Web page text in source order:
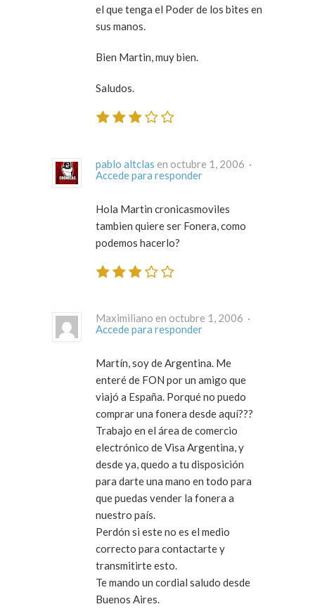
el que tenga el Poder de los bites en
sus manos.
Bien Martin, muy bien.
Saludos.
pablo altclas
en octubre 1, 2006 ·
Accede para responder
Hola Martin cronicasmoviles
tambien quiere ser Fonera, como
podemos hacerlo?
Maximiliano en octubre 1, 2006 ·
Accede para responder
Martín, soy de Argentina. Me
enteré de FON por un amigo que
viajó a España. Porqué no puedo
comprar una fonera desde aquí???
Trabajo en el área de comercio
electrónico de Visa Argentina, y
desde ya, quedo a tu disposición
para darte una mano en todo para
que puedas vender la fonera a
nuestro país.
Perdón si este no es el medio
correcto para contactarte y
transmitirte esto.
Te mando un cordial saludo desde
Buenos Aires.